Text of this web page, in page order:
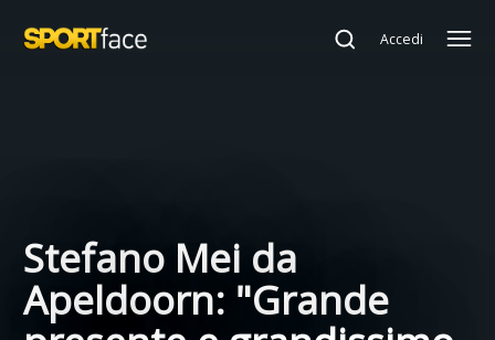
Accedi
Stefano Mei da
Apeldoorn: "Grande